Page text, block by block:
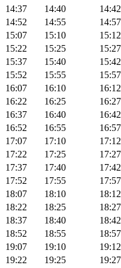
14:37 14:40 14:42
14:52 14:55 14:57
15:07 15:10 15:12
15:22 15:25 15:27
15:37 15:40 15:42
15:52 15:55 15:57
16:07 16:10 16:12
16:22 16:25 16:27
16:37 16:40 16:42
16:52 16:55 16:57
17:07 17:10 17:12
17:22 17:25 17:27
17:37 17:40 17:42
17:52 17:55 17:57
18:07 18:10 18:12
18:22 18:25 18:27
18:37 18:40 18:42
18:52 18:55 18:57
19:07 19:10 19:12
19:22 19:25 19:27